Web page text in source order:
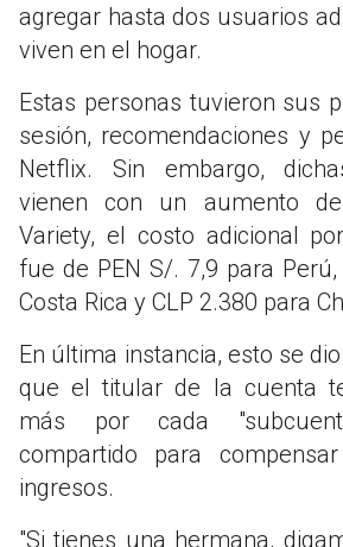
agregar hasta dos usuarios
viven en el hogar.
Estas personas tuvieron sus
sesión, recomendaciones y
Netflix. Sin embargo,
vienen con un aumento
Variety, el costo adicional
fue de PEN S/. 7,9 para Perú,
Costa Rica y CLP 2.380 para
En última instancia, esto se
que el titular de la cuenta
más por cada
compartido para
ingresos.
"Si tienes una hermana,